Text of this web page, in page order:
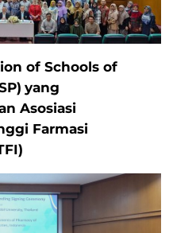
of Schools of
yang
Asosiasi
Farmasi